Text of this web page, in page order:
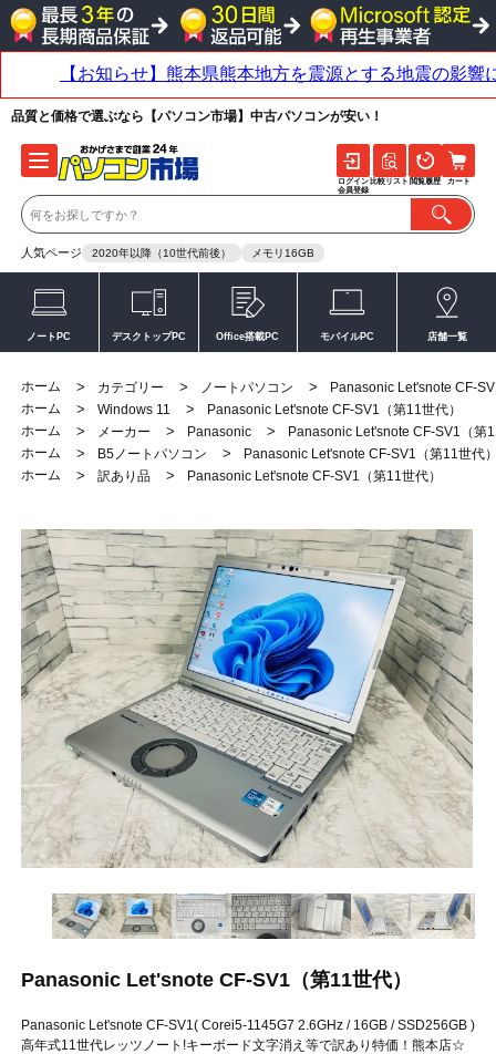
品質と価格で選ぶなら【パソコン市場】中古パソコンが安い！
人気ページ 2020年以降（10世代前後） メモリ16GB
ログイン
会員登録
比較リスト 閲覧履歴 カート
ノートPC デスクトップPC Office搭載PC モバイルPC 店舗一覧
ホーム > カテゴリー > ノートパソコン >
Panasonic Let'snote CF-
ホーム
> Windows 11 >
Panasonic Let'snote CF-SV1（第11世代）
ホーム
> メーカー > Panasonic >
Panasonic Let'snote CF-SV1（第
ホーム
> B5ノートパソコン >
Panasonic Let'snote CF-SV1（第11世代
ホーム
> 訳あり品 > Panasonic Let'snote CF-SV1（第11世代）
Panasonic Let'snote CF-SV1（第11世代）
Panasonic Let'snote CF-SV1( Corei5-1145G7 2.6GHz / 16GB / SSD256GB )
高年式11世代レッツノート!キーボード文字消え等で訳あり特価！熊本店☆